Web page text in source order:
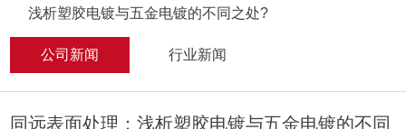
浅析塑胶电镀与五金电镀的不同之处?
公司新闻 行业新闻
同远表面处理：浅析塑胶电镀与五金电镀的不同